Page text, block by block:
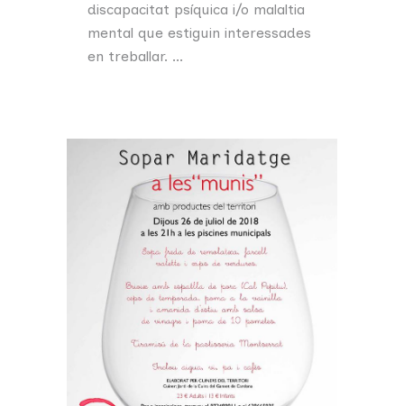
discapacitat psíquica i/o malaltia
mental que estiguin interessades
en treballar. ...